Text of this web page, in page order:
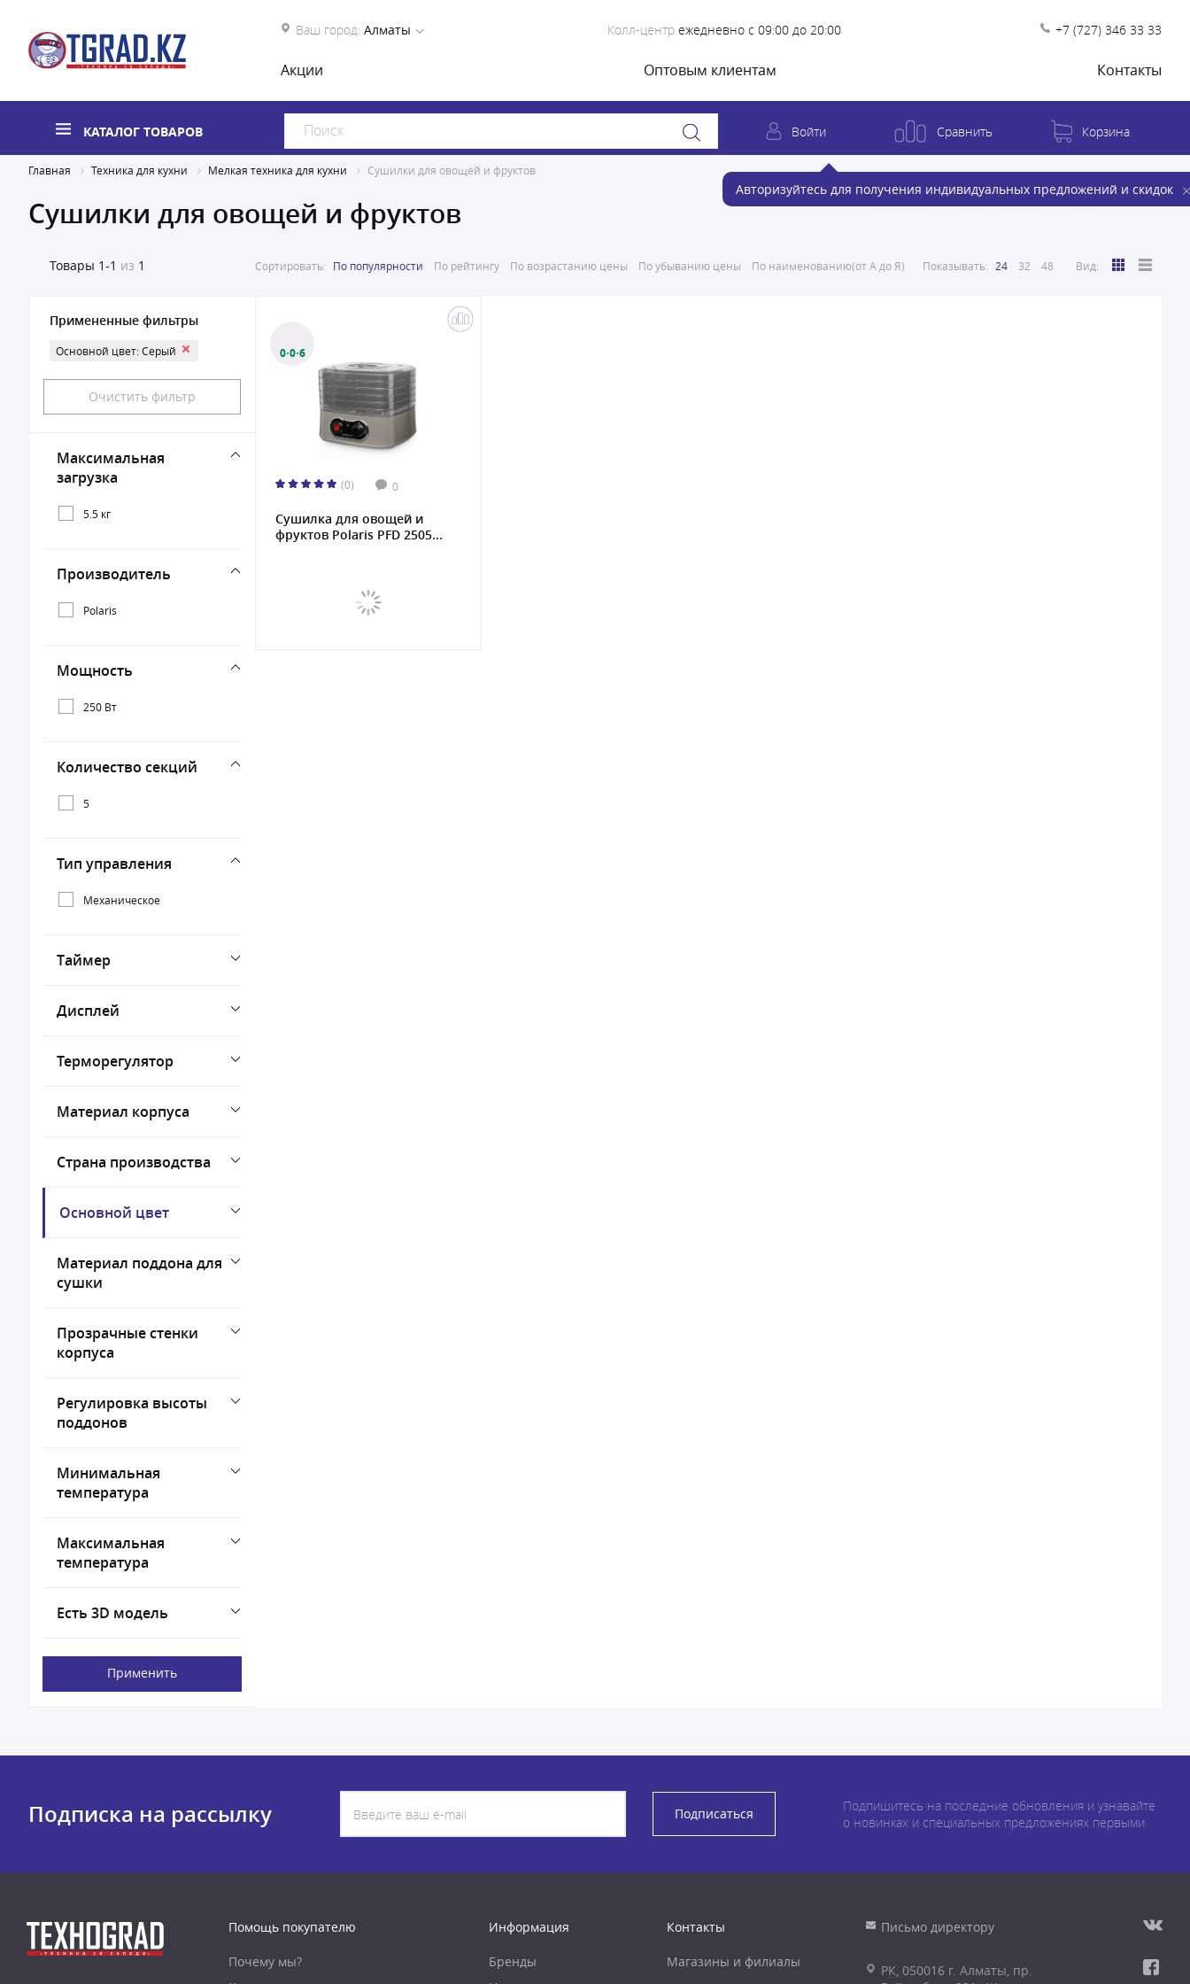
Ваш город: Алматы Колл-центр ежедневно с 09:00 до 20:00 +7 (727) 346 33 33
Акции Оптовым клиентам Контакты
КАТАЛОГ ТОВАРОВ Войти
Авторизуйтесь для получения индивидуальных предложений и скидок
Сравнить Корзина
Главная Техника для кухни Мелкая техника для кухни Сушилки для овощей и фруктов
Сушилки для овощей и фруктов
Товары 1-1 из 1 Сортировать: По популярности По рейтингу По возрастанию цены По убыванию цены По наименованию(от А до Я) Показывать: 24 32 48 Вид:
Примененные фильтры
Основной цвет: Серый
Очистить фильтр
Максимальная
загрузка
5.5 кг
Производитель
Polaris
Мощность
250 Вт
Количество секций
5
Тип управления
Механическое
Таймер
Дисплей
Терморегулятор
Материал корпуса
Страна производства
Основной цвет
Материал поддона для
сушки
Прозрачные стенки
корпуса
Регулировка высоты
поддонов
Минимальная
температура
Максимальная
температура
Есть 3D модель
Применить
0·0·6
(0) 0
Сушилка для овощей и
фруктов Polaris PFD 2505...
Подписка на рассылку Подписаться
Подпишитесь на последние обновления и узнавайте
о новинках и специальных предложениях первыми
Помощь покупателю
Почему мы?
Информация
Бренды
Контакты
Магазины и филиалы
Письмо директору
РК, 050016 г. Алматы, пр.